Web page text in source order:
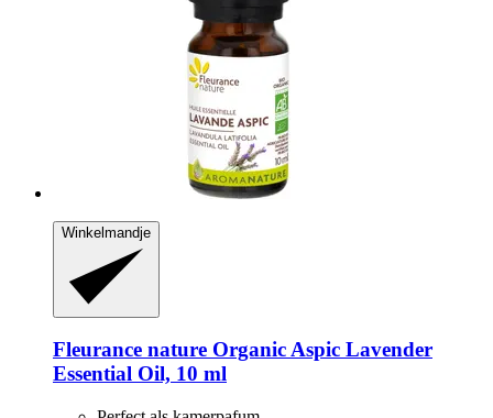
Winkelmandje
Fleurance nature Organic Aspic Lavender
Essential Oil, 10 ml